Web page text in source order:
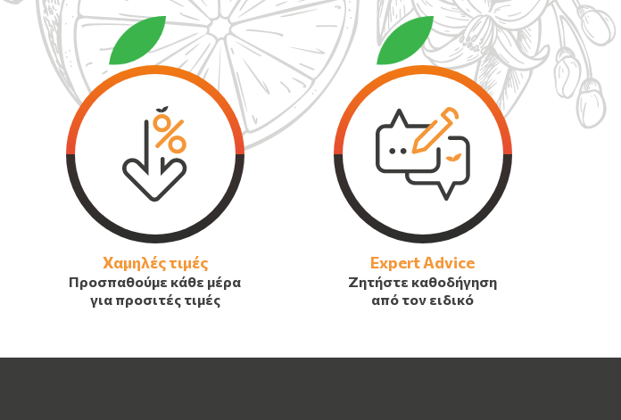
Χαμηλές τιμές
Προσπαθούμε κάθε μέρα
για προσιτές τιμές
Expert Advice
Ζητήστε καθοδήγηση
από τον ειδικό